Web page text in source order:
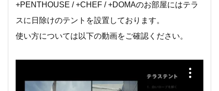
+PENTHOUSE / +CHEF / +DOMAのお部屋にはテラ
スに日除けのテントを設置しております。
使い方については以下の動画をご確認ください。